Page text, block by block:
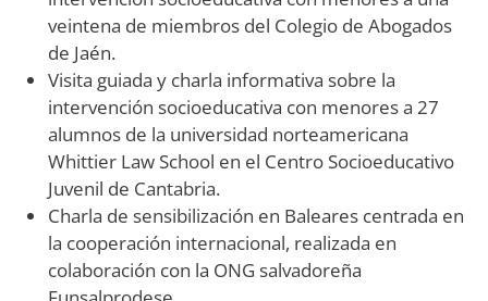
veintena de miembros del Colegio de Abogados
de Jaén.
Visita guiada y charla informativa sobre la
intervención socioeducativa con menores a 27
alumnos de la universidad norteamericana
Whittier Law School en el Centro Socioeducativo
Juvenil de Cantabria.
Charla de sensibilización en Baleares centrada en
la cooperación internacional, realizada en
colaboración con la ONG salvadoreña